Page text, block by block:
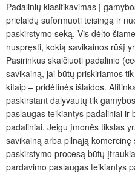
Padalinių klasifikavimas į
prielaidų suformuoti teisingą ir
paskirstymo seką. Vis dėlto
nuspręsti, kokią savikainos rūšį
Pasirinkus skaičiuoti padalinio
savikainą, jai būtų priskiriamos
kitaip – pridėtinės išlaidos.
paskirstant dalyvautų tik
paslaugas teikiantys padaliniai ir
padaliniai. Jeigu įmonės tikslas
savikainą arba pilnąją
paskirstymo procesą būtų
pardavimo paslaugas teikiantys